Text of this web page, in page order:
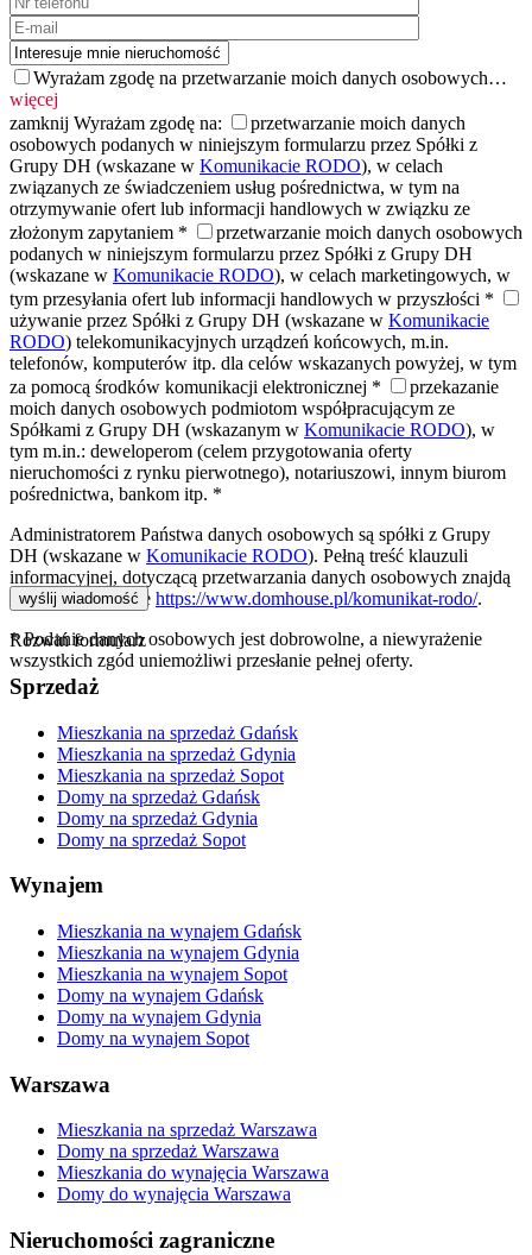
Wyrażam zgodę na przetwarzanie moich danych osobowych…
więcej
zamknij Wyrażam zgodę na:
przetwarzanie moich danych
osobowych podanych w niniejszym formularzu przez Spółki z
Grupy DH (wskazane w Komunikacie RODO), w celach
związanych ze świadczeniem usług pośrednictwa, w tym na
otrzymywanie ofert lub informacji handlowych w związku ze
złożonym zapytaniem *
przetwarzanie moich danych osobowych
podanych w niniejszym formularzu przez Spółki z Grupy DH
(wskazane w Komunikacie RODO), w celach marketingowych, w
tym przesyłania ofert lub informacji handlowych w przyszłości *
używanie przez Spółki z Grupy DH (wskazane w Komunikacie
RODO) telekomunikacyjnych urządzeń końcowych, m.in.
telefonów, komputerów itp. dla celów wskazanych powyżej, w tym
za pomocą środków komunikacji elektronicznej *
przekazanie
moich danych osobowych podmiotom współpracującym ze
Spółkami z Grupy DH (wskazanym w Komunikacie RODO), w
tym m.in.: deweloperom (celem przygotowania oferty
nieruchomości z rynku pierwotnego), notariuszowi, innym biurom
pośrednictwa, bankom itp. *
Administratorem Państwa danych osobowych są spółki z Grupy
DH (wskazane w Komunikacie RODO). Pełną treść klauzuli
informacyjnej, dotyczącą przetwarzania danych osobowych znajdą
Państwo na stronie https://www.domhouse.pl/komunikat-rodo/.
* Podanie danych osobowych jest dobrowolne, a niewyrażenie
wszystkich zgód uniemożliwi przesłanie pełnej oferty.
Rozwiń formularz
Sprzedaż
Mieszkania na sprzedaż Gdańsk
Mieszkania na sprzedaż Gdynia
Mieszkania na sprzedaż Sopot
Domy na sprzedaż Gdańsk
Domy na sprzedaż Gdynia
Domy na sprzedaż Sopot
Wynajem
Mieszkania na wynajem Gdańsk
Mieszkania na wynajem Gdynia
Mieszkania na wynajem Sopot
Domy na wynajem Gdańsk
Domy na wynajem Gdynia
Domy na wynajem Sopot
Warszawa
Mieszkania na sprzedaż Warszawa
Domy na sprzedaż Warszawa
Mieszkania do wynajęcia Warszawa
Domy do wynajęcia Warszawa
Nieruchomości zagraniczne